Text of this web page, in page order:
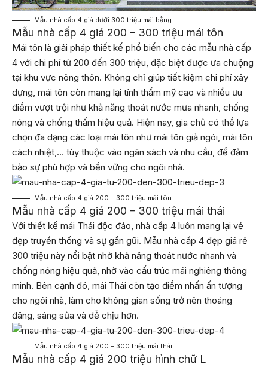
Mẫu nhà cấp 4 giá dưới 300 triệu mái bằng
Mẫu nhà cấp 4 giá 200 – 300 triệu mái tôn
Mái tôn là giải pháp thiết kế phổ biến cho các mẫu nhà cấp
4 với chi phí từ 200 đến 300 triệu, đặc biệt được ưa chuộng
tại khu vực nông thôn. Không chỉ giúp tiết kiệm chi phí xây
dựng, mái tôn còn mang lại tính thẩm mỹ cao và nhiều ưu
điểm vượt trội như khả năng thoát nước mưa nhanh, chống
nóng và chống thấm hiệu quả. Hiện nay, gia chủ có thể lựa
chọn đa dạng các loại mái tôn như mái tôn giả ngói, mái tôn
cách nhiệt,… tùy thuộc vào ngân sách và nhu cầu, để đảm
bảo sự phù hợp và bền vững cho ngôi nhà.
Mẫu nhà cấp 4 giá 200 – 300 triệu mái tôn
Mẫu nhà cấp 4 giá 200 – 300 triệu mái thái
Với thiết kế mái Thái độc đáo, nhà cấp 4 luôn mang lại vẻ
đẹp truyền thống và sự gần gũi. Mẫu nhà cấp 4 đẹp giá rẻ
300 triệu này nổi bật nhờ khả năng thoát nước nhanh và
chống nóng hiệu quả, nhờ vào cấu trúc mái nghiêng thông
minh. Bên cạnh đó, mái Thái còn tạo điểm nhấn ấn tượng
cho ngôi nhà, làm cho không gian sống trở nên thoáng
đãng, sáng sủa và dễ chịu hơn.
Mẫu nhà cấp 4 giá 200 – 300 triệu mái thái
Mẫu nhà cấp 4 giá 200 triệu hình chữ L